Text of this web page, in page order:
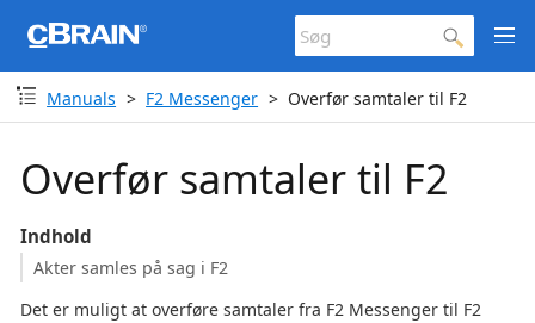
Manuals F2 Messenger Overfør samtaler til F2
Overfør samtaler til F2
Indhold
Akter samles på sag i F2
Det er muligt at overføre samtaler fra F2 Messenger til F2